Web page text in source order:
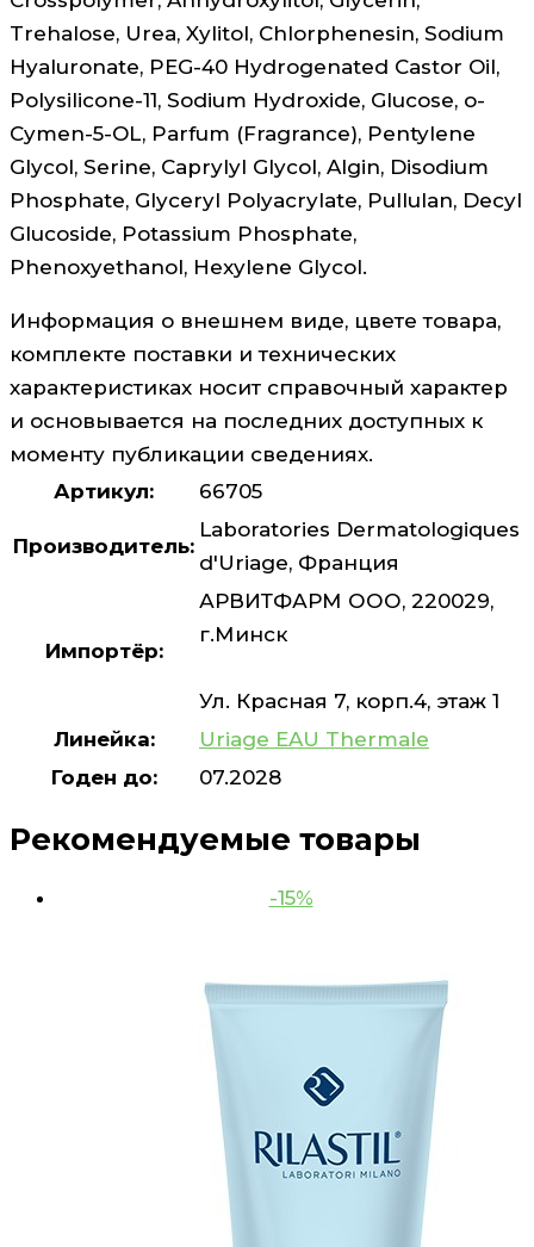
Trehalose, Urea, Xylitol, Chlorphenesin, Sodium
Hyaluronate, PEG-40 Hydrogenated Castor Oil,
Polysilicone-11, Sodium Hydroxide, Glucose, o-
Cymen-5-OL, Parfum (Fragrance), Pentylene
Glycol, Serine, Caprylyl Glycol, Algin, Disodium
Phosphate, Glyceryl Polyacrylate, Pullulan, Decyl
Glucoside, Potassium Phosphate,
Phenoxyethanol, Hexylene Glycol.
Информация о внешнем виде, цвете товара,
комплекте поставки и технических
характеристиках носит справочный характер
и основывается на последних доступных к
моменту публикации сведениях.
Артикул:
66705
Производитель:
Laboratories Dermatologiques
d'Uriage, Франция
Импортёр:
АРВИТФАРМ ООО, 220029,
г.Минск
Ул. Красная 7, корп.4, этаж 1
Линейка:
Uriage EAU Thermale
Годен до:
07.2028
Рекомендуемые товары
-15%